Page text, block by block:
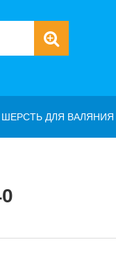
ШЕРСТЬ ДЛЯ ВАЛЯНИЯ